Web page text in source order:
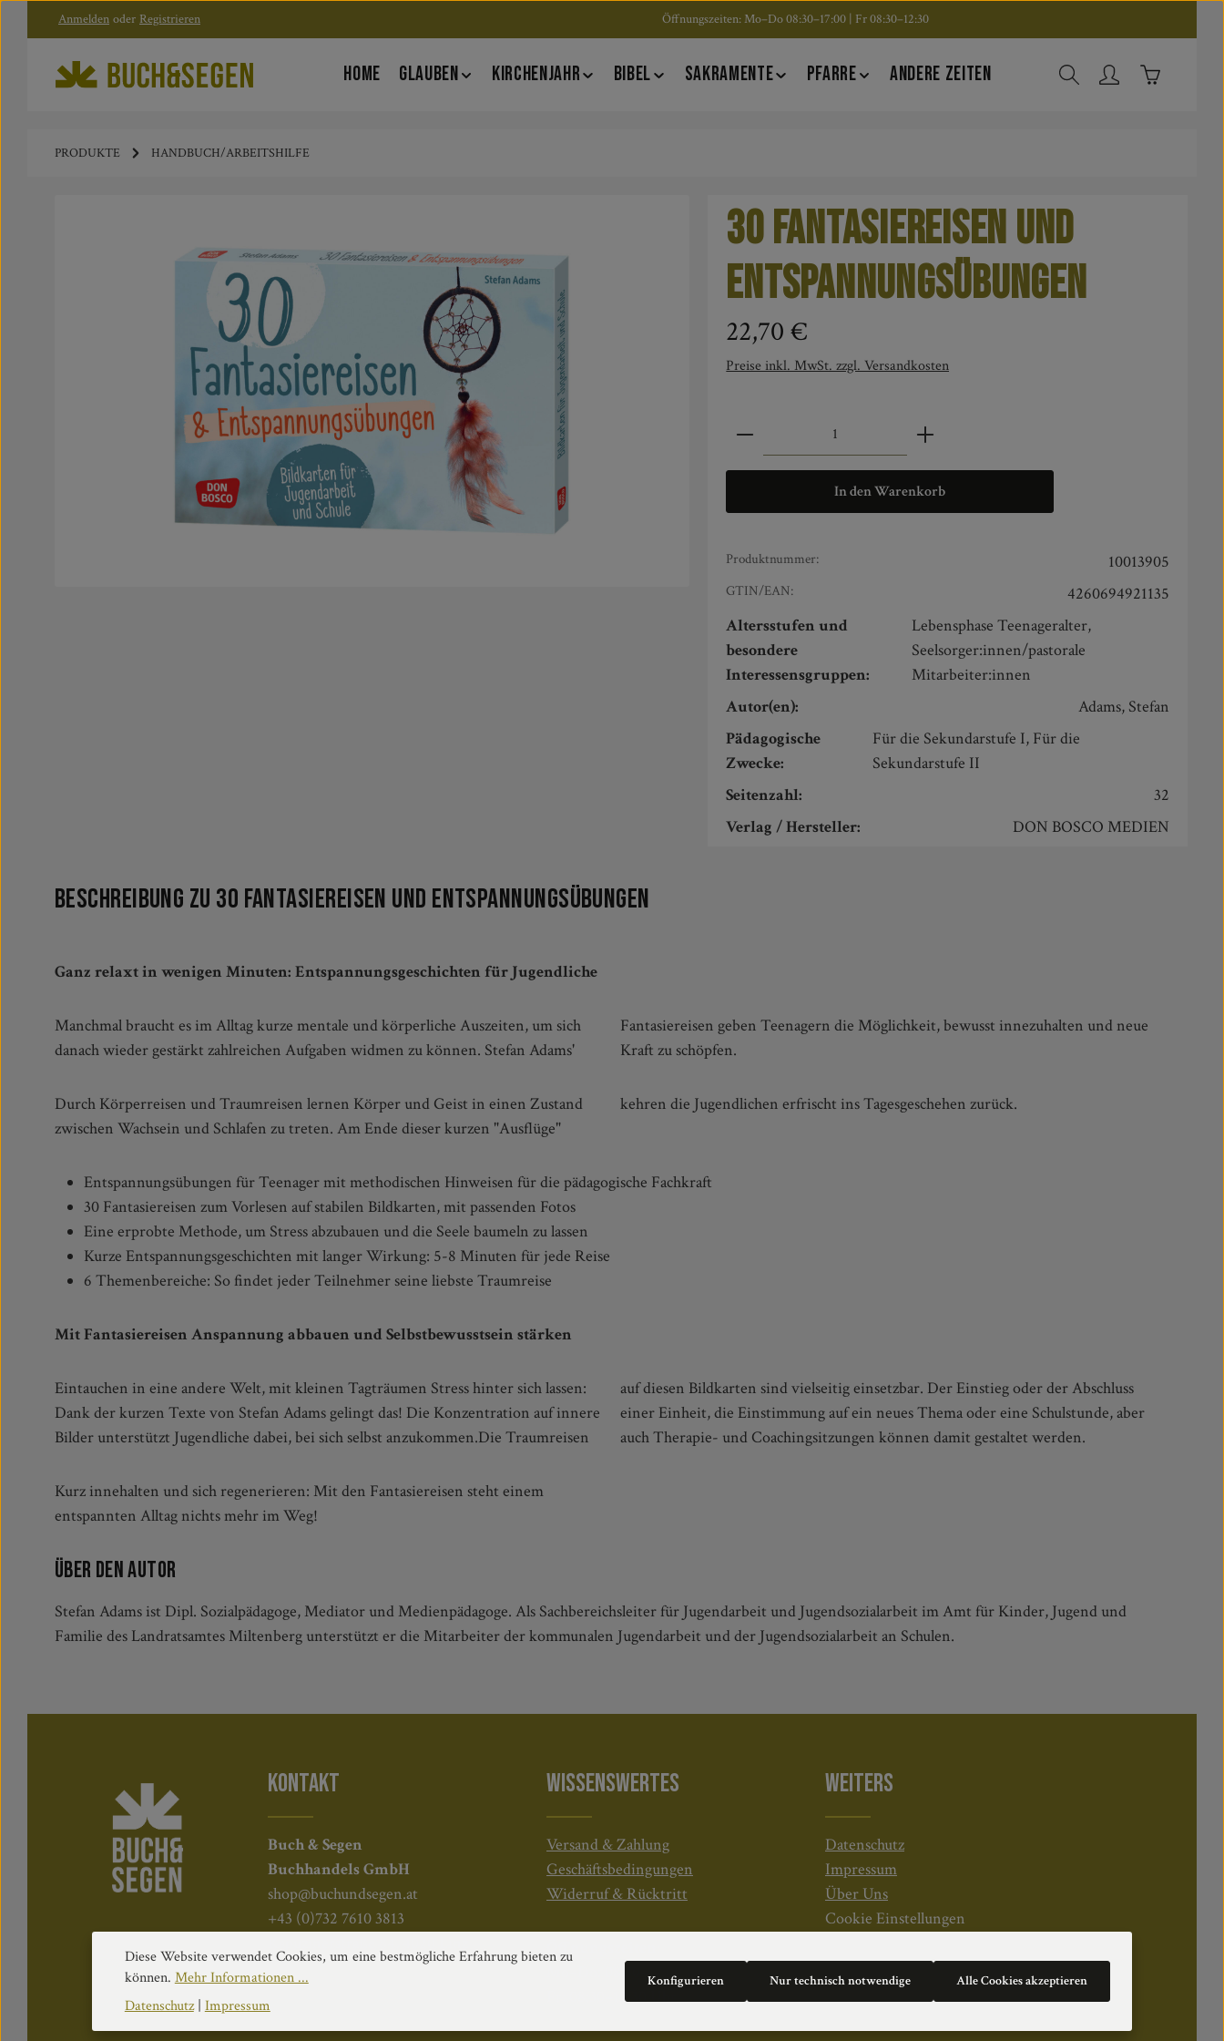
Zum Hauptinhalt springen
Zur Hauptnavigation springen
Anmelden oder Registrieren Öffnungszeiten: Mo–Do 08:30–17:00 | Fr 08:30–12:30
HOME GLAUBEN KIRCHENJAHR BIBEL SAKRAMENTE PFARRE ANDERE ZEITEN Warenkorb
PRODUKTE HANDBUCH/ARBEITSHILFE
30 Fantasiereisen und
Entspannungsübungen
Regulärer Preis:
22,70 €
Preise inkl. MwSt. zzgl. Versandkosten
Produkt Anzahl: Gib den gewünschten Wert ein oder
In den Warenkorb
Produktnummer: 10013905
GTIN/EAN:
4260694921135
Altersstufen und
besondere
Interessensgruppen:
Lebensphase Teenageralter,
Seelsorger:innen/pastorale
Mitarbeiter:innen
Autor(en):
Adams, Stefan
Pädagogische
Zwecke:
Für die Sekundarstufe I, Für die
Sekundarstufe II
Seitenzahl:
32
Verlag / Hersteller:
DON BOSCO MEDIEN
Beschreibung zu 30 Fantasiereisen und Entspannungsübungen
Ganz relaxt in wenigen Minuten: Entspannungsgeschichten für Jugendliche
Manchmal braucht es im Alltag kurze mentale und körperliche Auszeiten, um sich
danach wieder gestärkt zahlreichen Aufgaben widmen zu können. Stefan Adams'
Fantasiereisen geben Teenagern die Möglichkeit, bewusst innezuhalten und neue
Kraft zu schöpfen.
Durch Körperreisen und Traumreisen lernen Körper und Geist in einen Zustand
zwischen Wachsein und Schlafen zu treten. Am Ende dieser kurzen "Ausflüge"
kehren die Jugendlichen erfrischt ins Tagesgeschehen zurück.
Entspannungsübungen für Teenager mit methodischen Hinweisen für die pädagogische Fachkraft
30 Fantasiereisen zum Vorlesen auf stabilen Bildkarten, mit passenden Fotos
Eine erprobte Methode, um Stress abzubauen und die Seele baumeln zu lassen
Kurze Entspannungsgeschichten mit langer Wirkung: 5-8 Minuten für jede Reise
6 Themenbereiche: So findet jeder Teilnehmer seine liebste Traumreise
Mit Fantasiereisen Anspannung abbauen und Selbstbewusstsein stärken
Eintauchen in eine andere Welt, mit kleinen Tagträumen Stress hinter sich lassen:
Dank der kurzen Texte von Stefan Adams gelingt das! Die Konzentration auf innere
Bilder unterstützt Jugendliche dabei, bei sich selbst anzukommen.Die Traumreisen
auf diesen Bildkarten sind vielseitig einsetzbar. Der Einstieg oder der Abschluss
einer Einheit, die Einstimmung auf ein neues Thema oder eine Schulstunde, aber
auch Therapie- und Coachingsitzungen können damit gestaltet werden.
Kurz innehalten und sich regenerieren: Mit den Fantasiereisen steht einem
entspannten Alltag nichts mehr im Weg!
Über den Autor
Stefan Adams ist Dipl. Sozialpädagoge, Mediator und Medienpädagoge. Als Sachbereichsleiter für Jugendarbeit und Jugendsozialarbeit im Amt für Kinder, Jugend und
Familie des Landratsamtes Miltenberg unterstützt er die Mitarbeiter der kommunalen Jugendarbeit und der Jugendsozialarbeit an Schulen.
KONTAKT
Buch & Segen
Buchhandels GmbH
shop@buchundsegen.at
+43 (0)732 7610 3813
WISSENSWERTES
Versand & Zahlung
Geschäftsbedingungen
Widerruf & Rücktritt
Mo–Do: 08:30–17:00 Uhr
Fr: 08:30–12:30 Uhr
WEITERS
Datenschutz
Impressum
Über Uns
Cookie Einstellungen
Diese Website verwendet Cookies, um eine bestmögliche Erfahrung bieten zu
können. Mehr Informationen ...
Datenschutz| Impressum
Nur technisch notwendige
Konfigurieren Alle Cookies akzeptieren